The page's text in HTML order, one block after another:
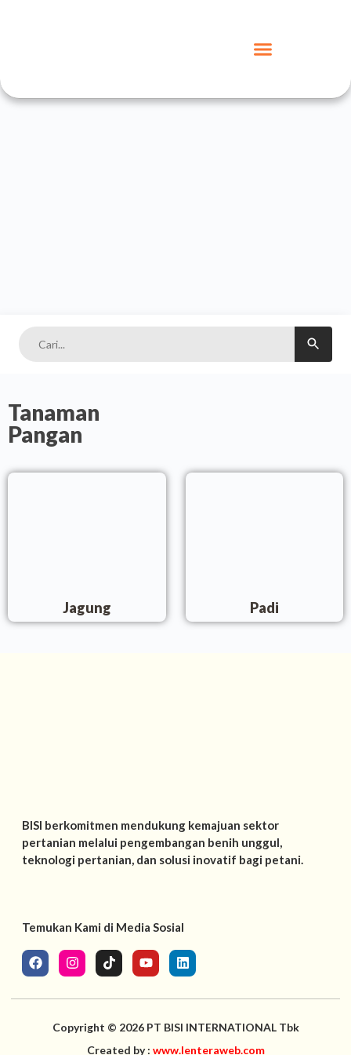
Tanaman
Pangan
Jagung Padi
BISI berkomitmen mendukung kemajuan sektor
pertanian melalui pengembangan benih unggul,
teknologi pertanian, dan solusi inovatif bagi petani.
Temukan Kami di Media Sosial
Copyright ©️ 2026 PT BISI INTERNATIONAL Tbk
Created by : www.lenteraweb.com